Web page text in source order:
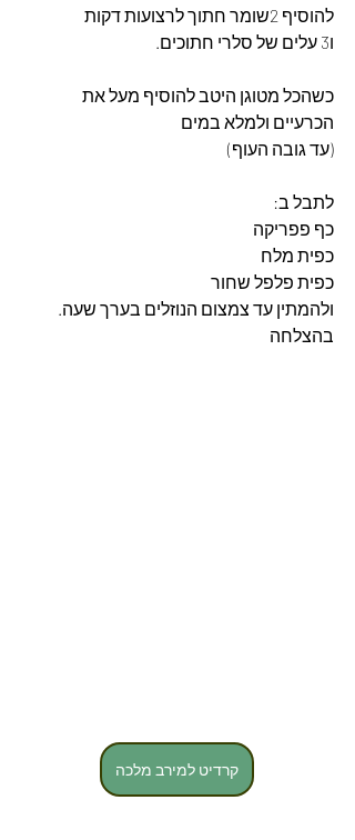
להוסיף 2שומר חתוך לרצועות דקות
ו3 עלים של סלרי חתוכים.
כשהכל מטוגן היטב להוסיף מעל את
הכרעיים ולמלא במים
(עד גובה העוף)
לתבל ב:
כף פפריקה
כפית מלח
כפית פלפל שחור
ולהמתין עד צמצום הנוזלים בערך שעה.
בהצלחה
קרדיט למירב מלכה